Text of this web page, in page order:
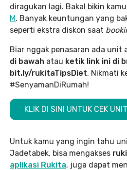
diragukan lagi. Bakal bikin
M. Banyak keuntungan yang
seperti ekstra diskon saat
Biar nggak penasaran ada unit
di bawah atau ketik link ini di
bit.ly/rukitaTipsDiet. Nikmati
#SenyamanDiRumah!
KLIK DI SINI UNTUK CEK
Untuk kamu yang ingin tahu
Jadetabek, bisa mengakses
aplikasi Rukita, juga dapat